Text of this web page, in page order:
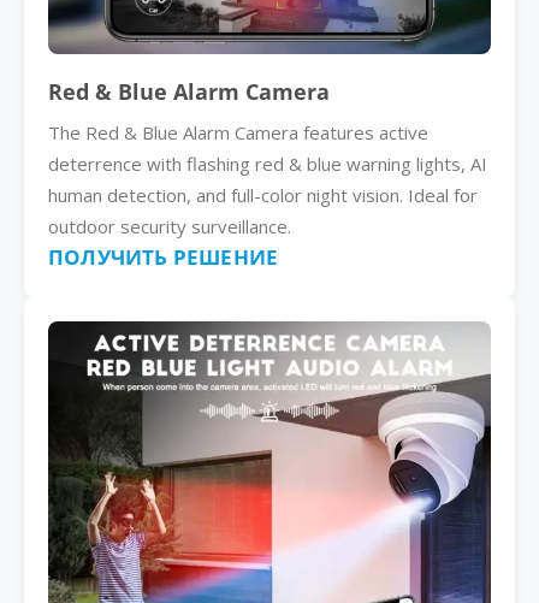
Red & Blue Alarm Camera
The Red & Blue Alarm Camera features active
deterrence with flashing red & blue warning lights, AI
human detection, and full-color night vision. Ideal for
outdoor security surveillance.
ПОЛУЧИТЬ РЕШЕНИЕ